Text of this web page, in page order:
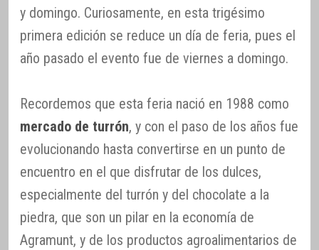
y domingo. Curiosamente, en esta trigésimo
primera edición se reduce un día de feria, pues el
año pasado el evento fue de viernes a domingo.
Recordemos que esta feria nació en 1988 como
mercado de turrón, y con el paso de los años fue
evolucionando hasta convertirse en un punto de
encuentro en el que disfrutar de los dulces,
especialmente del turrón y del chocolate a la
piedra, que son un pilar en la economía de
Agramunt, y de los productos agroalimentarios de